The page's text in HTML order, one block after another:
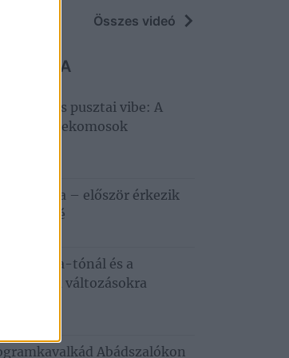
Összes videó
LE RÓLA
és pusztai vibe: A
a Telekomosok
Tisza-tóra – először érkezik
a Tisza-tónál és a
ezekre a változásokra
Abádszalókon